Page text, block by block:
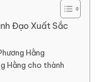
Đạo Xuất Sắc
Hằng
Hằng cho thành